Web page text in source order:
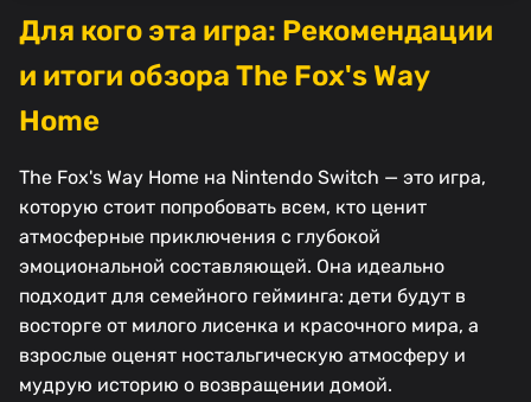
Для кого эта игра: Рекомендации
и итоги обзора The Fox's Way
Home
The Fox's Way Home на Nintendo Switch — это игра,
которую стоит попробовать всем, кто ценит
атмосферные приключения с глубокой
эмоциональной составляющей. Она идеально
подходит для семейного гейминга: дети будут в
восторге от милого лисенка и красочного мира, а
взрослые оценят ностальгическую атмосферу и
мудрую историю о возвращении домой.